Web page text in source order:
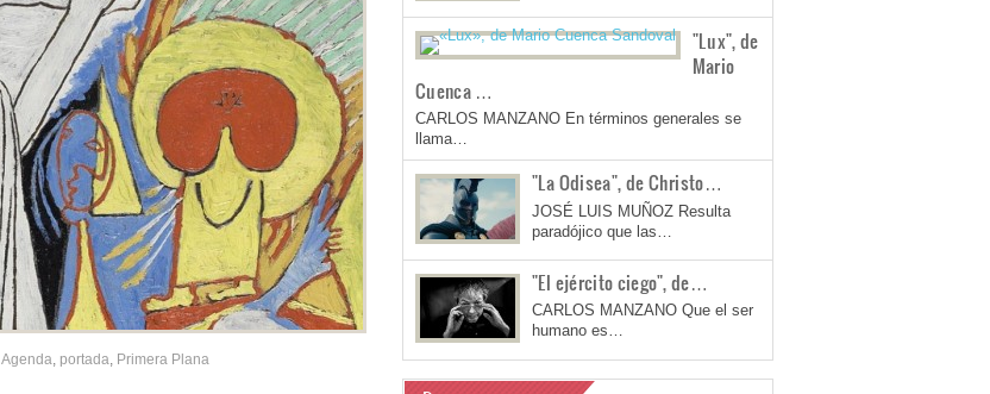
Agenda portada Primera Plana
"Lux", de
Mario
Cuenca …
CARLOS MANZANO En términos generales se
llama…
"La Odisea", de Christo…
JOSÉ LUIS MUÑOZ Resulta
paradójico que las…
"El ejército ciego", de…
CARLOS MANZANO Que el ser
humano es…